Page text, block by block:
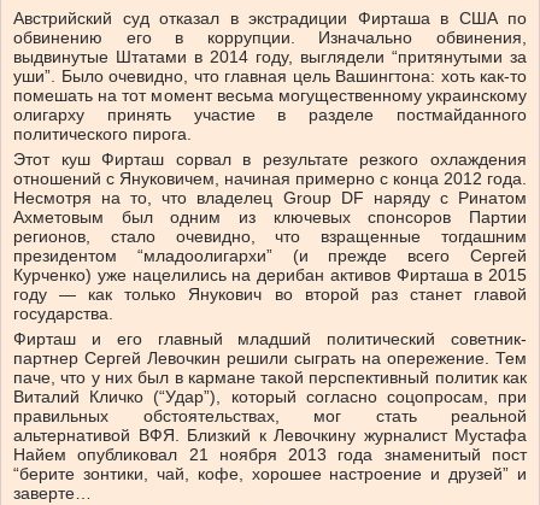
Австрийский суд отказал в экстрадиции Фирташа в США по
обвинению его в коррупции. Изначально обвинения,
выдвинутые Штатами в 2014 году, выглядели “притянутыми за
уши”. Было очевидно, что главная цель Вашингтона: хоть как-то
помешать на тот момент весьма могущественному украинскому
олигарху принять участие в разделе постмайданного
политического пирога.
Этот куш Фирташ сорвал в результате резкого охлаждения
отношений с Януковичем, начиная примерно с конца 2012 года.
Несмотря на то, что владелец Group DF наряду с Ринатом
Ахметовым был одним из ключевых спонсоров Партии
регионов, стало очевидно, что взращенные тогдашним
президентом “младоолигархи” (и прежде всего Сергей
Курченко) уже нацелились на дерибан активов Фирташа в 2015
году — как только Янукович во второй раз станет главой
государства.
Фирташ и его главный младший политический советник-
партнер Сергей Левочкин решили сыграть на опережение. Тем
паче, что у них был в кармане такой перспективный политик как
Виталий Кличко (“Удар”), который согласно соцопросам, при
правильных обстоятельствах, мог стать реальной
альтернативой ВФЯ. Близкий к Левочкину журналист Мустафа
Найем опубликовал 21 ноября 2013 года знаменитый пост
“берите зонтики, чай, кофе, хорошее настроение и друзей” и
заверте…